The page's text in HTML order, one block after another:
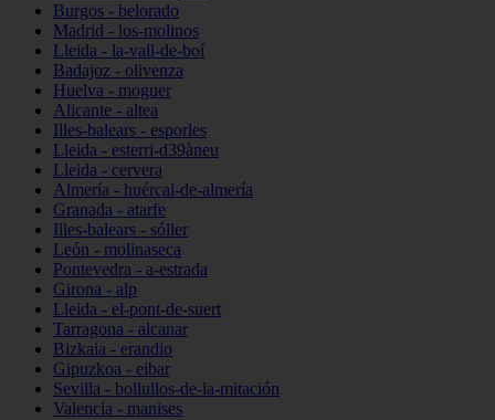
Burgos - belorado
Madrid - los-molinos
Lleida - la-vall-de-boí
Badajoz - olivenza
Huelva - moguer
Alicante - altea
Illes-balears - esporles
Lleida - esterri-d39àneu
Lleida - cervera
Almería - huércal-de-almería
Granada - atarfe
Illes-balears - sóller
León - molinaseca
Pontevedra - a-estrada
Girona - alp
Lleida - el-pont-de-suert
Tarragona - alcanar
Bizkaia - erandio
Gipuzkoa - eibar
Sevilla - bollullos-de-la-mitación
Valencia - manises